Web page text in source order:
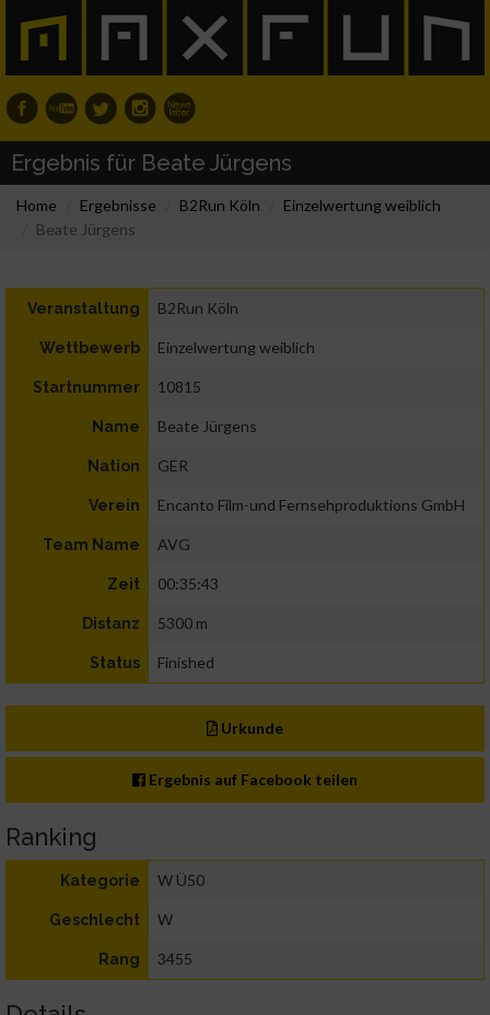
Ergebnis für Beate Jürgens
Home Ergebnisse B2Run Köln
Einzelwertung weiblich
Beate Jürgens
Veranstaltung B2Run Köln
Wettbewerb Einzelwertung weiblich
Startnummer 10815
Name Beate Jürgens
Nation GER
Verein Encanto Film-und Fernsehproduktions GmbH
Team Name AVG
Zeit 00:35:43
Distanz 5300 m
Status Finished
Urkunde
Ergebnis auf Facebook teilen
Ranking
Kategorie W Ü50
Geschlecht W
Rang 3455